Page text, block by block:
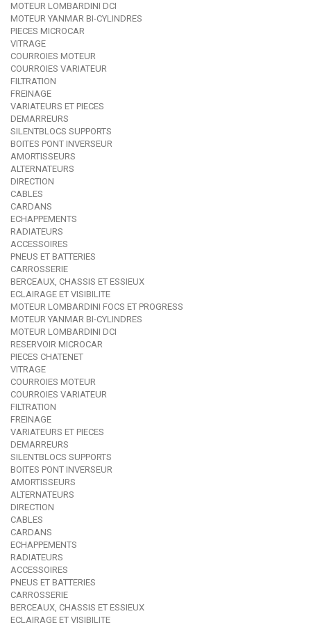
MOTEUR LOMBARDINI DCI
MOTEUR YANMAR BI-CYLINDRES
PIECES MICROCAR
VITRAGE
COURROIES MOTEUR
COURROIES VARIATEUR
FILTRATION
FREINAGE
VARIATEURS ET PIECES
DEMARREURS
SILENTBLOCS SUPPORTS
BOITES PONT INVERSEUR
AMORTISSEURS
ALTERNATEURS
DIRECTION
CABLES
CARDANS
ECHAPPEMENTS
RADIATEURS
ACCESSOIRES
PNEUS ET BATTERIES
CARROSSERIE
BERCEAUX, CHASSIS ET ESSIEUX
ECLAIRAGE ET VISIBILITE
MOTEUR LOMBARDINI FOCS ET PROGRESS
MOTEUR YANMAR BI-CYLINDRES
MOTEUR LOMBARDINI DCI
RESERVOIR MICROCAR
PIECES CHATENET
VITRAGE
COURROIES MOTEUR
COURROIES VARIATEUR
FILTRATION
FREINAGE
VARIATEURS ET PIECES
DEMARREURS
SILENTBLOCS SUPPORTS
BOITES PONT INVERSEUR
AMORTISSEURS
ALTERNATEURS
DIRECTION
CABLES
CARDANS
ECHAPPEMENTS
RADIATEURS
ACCESSOIRES
PNEUS ET BATTERIES
CARROSSERIE
BERCEAUX, CHASSIS ET ESSIEUX
ECLAIRAGE ET VISIBILITE